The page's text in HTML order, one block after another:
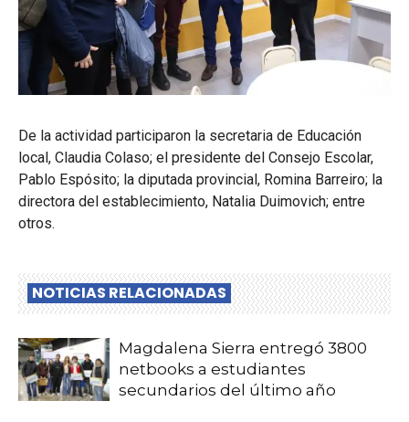
De la actividad participaron la secretaria de Educación
local, Claudia Colaso; el presidente del Consejo Escolar,
Pablo Espósito; la diputada provincial, Romina Barreiro; la
directora del establecimiento, Natalia Duimovich; entre
otros.
NOTICIAS RELACIONADAS
Magdalena Sierra entregó 3800
netbooks a estudiantes
secundarios del último año